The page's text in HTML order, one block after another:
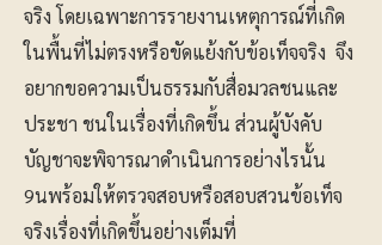
จริง โดยเฉพาะการรายงานเหตุการณ์ที่เกิด
ในพื้นที่ไม่ตรงหรือขัดแย้งกับข้อเท็จจริง จึง
อยากขอความเป็นธรรมกับสื่อมวลชนและ
ประชา ชนในเรื่องที่เกิดขึ้น ส่วนผู้บังคับ
บัญชาจะพิจารณาดำเนินการอย่างไรนั้น
9นพร้อมให้ตรวจสอบหรือสอบสวนข้อเท็จ
จริงเรื่องที่เกิดขึ้นอย่างเต็มที่